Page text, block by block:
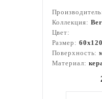
Коллекция:
Цвет:
Размер:
Поверхность:
Материал: